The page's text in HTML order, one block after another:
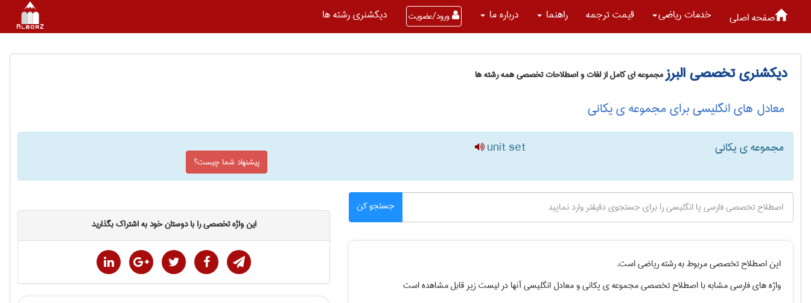
صفحه اصلی خدمات رياضی قیمت ترجمه راهنما درباره ما ورود/عضویت دیکشنری رشته ها
دیکشنری تخصصی البرزمجموعه ای کامل از لغات و اصطلاحات تخصصی همه رشته ها
معادل های انگلیسی برای مجموعه ی یکانی
مجموعه ی یکانی unit set
پیشنهاد شما چیست؟
جستجو کن
این اصطلاح تخصصی مربوط به رشتهرياضیاست.
واژه های فارسی مشابه با اصطلاح تخصصیمجموعه ی یکانیو معادل انگلیسی آنها در لیست زیر قابل مشاهده است
این واژه تخصصی را با دوستان خود به اشتراک بگذارید